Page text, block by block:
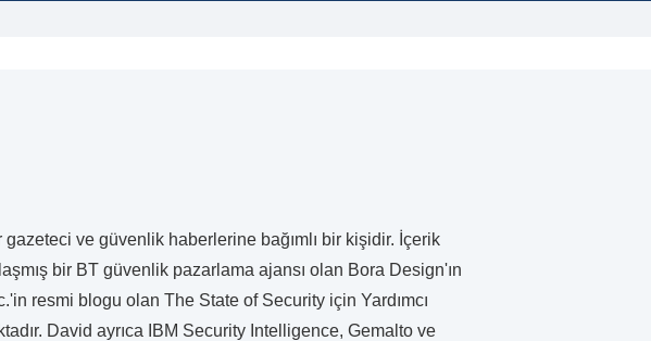
ve güvenlik haberlerine bağımlı bir kişidir. İçerik
bir BT güvenlik pazarlama ajansı olan Bora Design'ın
resmi blogu olan The State of Security için Yardımcı
David ayrıca IBM Security Intelligence, Gemalto ve